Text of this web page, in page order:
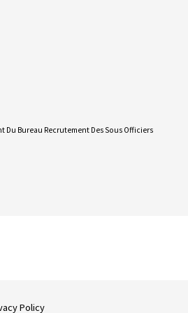
Du Bureau Recrutement Des Sous Officiers
Policy